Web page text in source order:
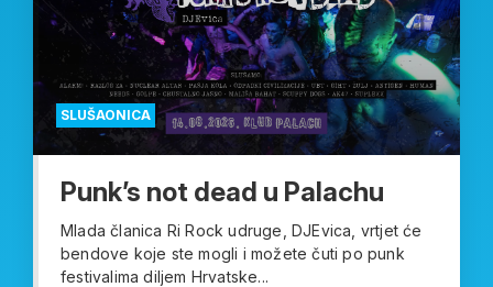
SLUŠAONICA
Punk’s not dead u Palachu
Mlada članica Ri Rock udruge, DJEvica, vrtjet će
bendove koje ste mogli i možete čuti po punk
festivalima diljem Hrvatske...